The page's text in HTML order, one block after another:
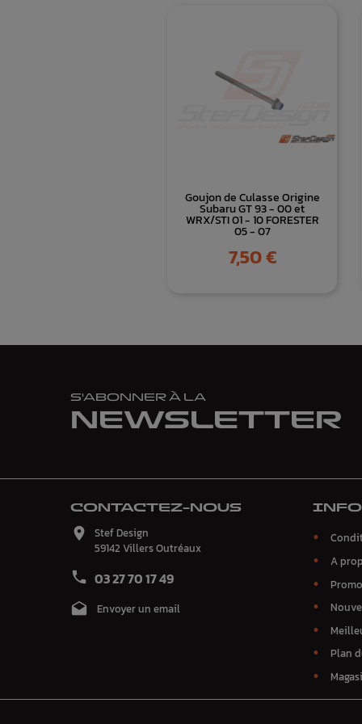
Goujon de Culasse Origine
Subaru GT 93 - 00 et
WRX/STI 01 - 10 FORESTER
05 - 07
Prix
7,50 €
S'ABONNER À LA
NEWSLETTER
CONTACTEZ-NOUS

Stef Design
59142 Villers Outréaux
 03 27 70 17 49
 Envoyer un email
A
Plan